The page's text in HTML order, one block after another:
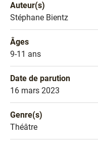
Facebook
!
Auteur(s)
Nom de l'auteur
Stéphane Bientz
Âges
Âges
9-11 ans
Date de parution
Date de parution
16 mars 2023
Genre(s)
Genre littéraire
Théâtre